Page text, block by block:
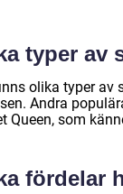
typer av
olika typer av
Andra
Queen, som
fördelar